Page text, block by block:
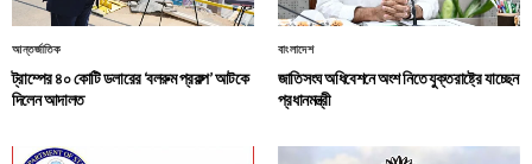
আন্তর্জাতিক
ট্রাম্পের ৪০ কোটি ডলারের ‘বলরুম প্রকল্প’ আটকে
দিলেন আদালত
বাংলাদেশ
জাতিসংঘ অধিবেশনে অংশ নিতে যুক্তরাষ্ট্রে যাচ্ছেন
প্রধানমন্ত্রী